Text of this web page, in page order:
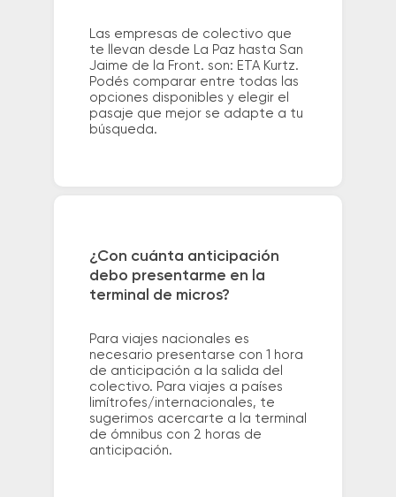
Las empresas de colectivo que
te llevan desde La Paz hasta San
Jaime de la Front. son: ETA Kurtz.
Podés comparar entre todas las
opciones disponibles y elegir el
pasaje que mejor se adapte a tu
búsqueda.
¿Con cuánta anticipación
debo presentarme en la
terminal de micros?
Para viajes nacionales es
necesario presentarse con 1 hora
de anticipación a la salida del
colectivo. Para viajes a países
limítrofes/internacionales, te
sugerimos acercarte a la terminal
de ómnibus con 2 horas de
anticipación.